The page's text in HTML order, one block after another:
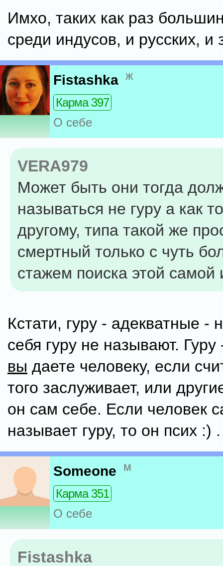
Имхо, таких как раз
среди индусов, и русских, и
Fistashka ж
Карма 397
О себе
VERA979
Может быть они тогда
называться не гуру а как
другому, типа такой же
смертный только с чуть
стажем поиска этой самой
Кстати, гуру - адекватные -
себя гуру не называют. Гуру
вы даете человеку, если
того заслуживает, или
он сам себе. Если человек
называет гуру, то он псих :) .
Someone м
Карма 351
О себе
Fistashka